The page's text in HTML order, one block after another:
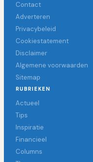
Contact
Adverteren
Privacybeleid
Cookiestatement
Disclaimer
Algemene voorwaarden
Sitemap
RUBRIEKEN
Actueel
Tips
Inspiratie
Financieel
Columns